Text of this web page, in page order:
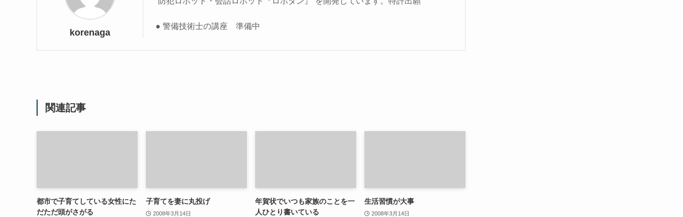
korenaga
● 警備技術士の講座 準備中
関連記事
都市で子育てしている女性にた
だただ頭がさがる
子育てを妻に丸投げ
2008年3月14日
年賀状でいつも家族のことを一
人ひとり書いている
生活習慣が大事
2008年3月14日